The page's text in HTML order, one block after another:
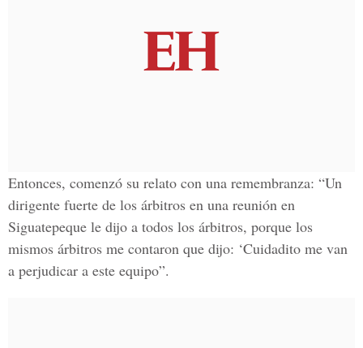
Entonces, comenzó su relato con una remembranza: “Un
dirigente fuerte de los árbitros en una reunión en
Siguatepeque le dijo a todos los árbitros, porque los
mismos árbitros me contaron que dijo: ‘Cuidadito me van
a perjudicar a este equipo”.